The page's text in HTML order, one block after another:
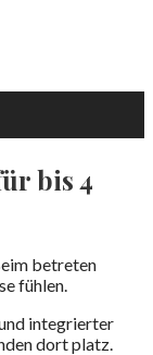
bis 4
betreten
fühlen.
integrierter
dort platz.